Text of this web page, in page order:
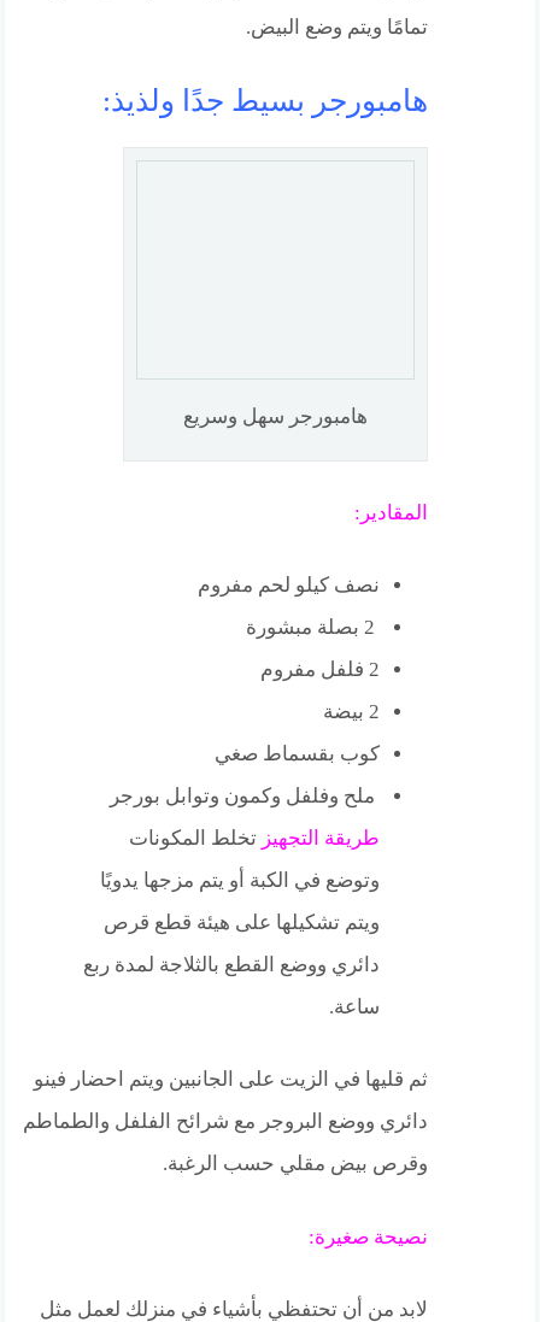
تمامًا ويتم وضع البيض.
هامبورجر بسيط جدًا ولذيذ:
هامبورجر سهل وسريع
المقادير:
نصف كيلو لحم مفروم
2 فلفل مفروم
2 بيضة
كوب بقسماط صغي
ملح وفلفل وكمون وتوابل بورجر
طريقة التجهيز تخلط المكونات
وتوضع في الكبة أو يتم مزجها يدويًا
ويتم تشكيلها على هيئة قطع قرص
دائري ووضع القطع بالثلاجة لمدة ربع
ساعة.
ثم قليها في الزيت على الجانبين ويتم احضار فينو
دائري ووضع البروجر مع شرائح الفلفل والطماطم
وقرص بيض مقلي حسب الرغبة.
نصيحة صغيرة:
لابد من أن تحتفظي بأشياء في منزلك لعمل مثل